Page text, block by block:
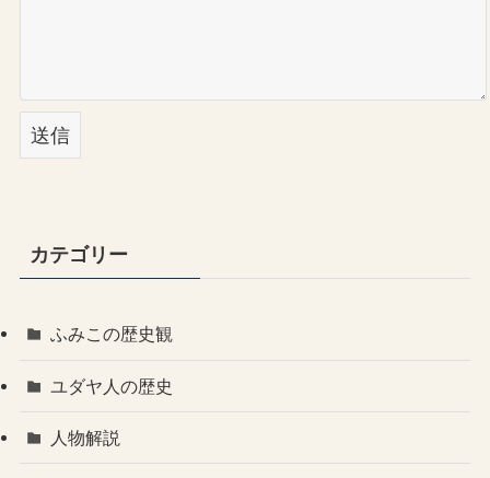
カテゴリー
ふみこの歴史観
ユダヤ人の歴史
人物解説